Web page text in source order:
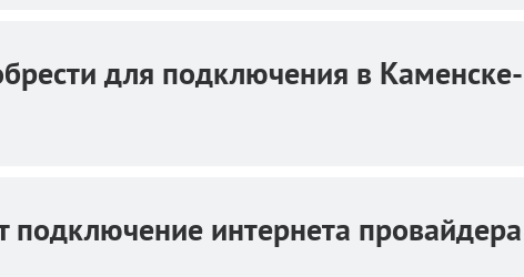
для подключения в Каменске-
подключение интернета